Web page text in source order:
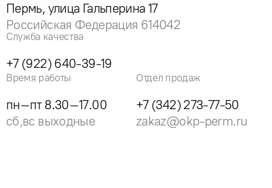
Пермь, улица Гальперина 17
Российская Федерация 614042
Служба качества
+7 (922) 640-39-19
Время работы
пн–пт 8.30–17.00
сб,вс выходные
Отдел продаж
+7 (342) 273-77-50
zakaz@okp-perm.ru